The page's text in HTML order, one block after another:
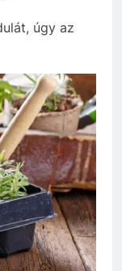
úgy az